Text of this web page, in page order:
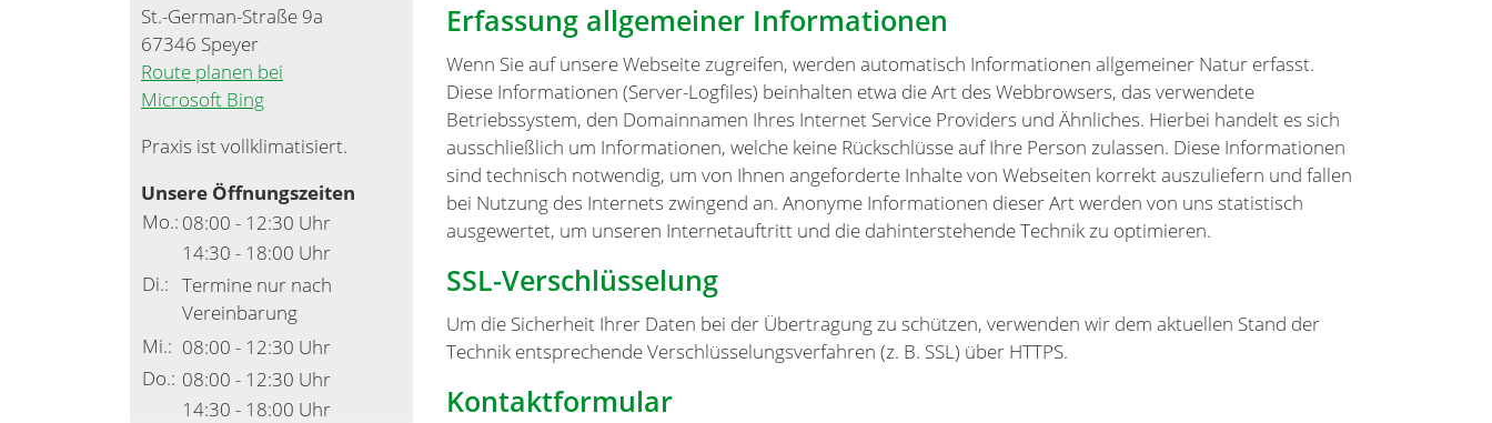
Erfassung allgemeiner Informationen
Wenn Sie auf unsere Webseite zugreifen, werden automatisch Informationen allgemeiner Natur erfasst.
Diese Informationen (Server-Logfiles) beinhalten etwa die Art des Webbrowsers, das verwendete
Betriebssystem, den Domainnamen Ihres Internet Service Providers und Ähnliches. Hierbei handelt es sich
ausschließlich um Informationen, welche keine Rückschlüsse auf Ihre Person zulassen. Diese Informationen
sind technisch notwendig, um von Ihnen angeforderte Inhalte von Webseiten korrekt auszuliefern und fallen
bei Nutzung des Internets zwingend an. Anonyme Informationen dieser Art werden von uns statistisch
ausgewertet, um unseren Internetauftritt und die dahinterstehende Technik zu optimieren.
SSL-Verschlüsselung
Um die Sicherheit Ihrer Daten bei der Übertragung zu schützen, verwenden wir dem aktuellen Stand der
Technik entsprechende Verschlüsselungsverfahren (z. B. SSL) über HTTPS.
Kontaktformular
St.-German-Straße 9a
67346 Speyer
Route planen bei
Microsoft Bing
Praxis ist vollklimatisiert.
Unsere Öffnungszeiten
Mo.: 08:00 - 12:30 Uhr
14:30 - 18:00 Uhr
Di.: Termine nur nach
Vereinbarung
Mi.: 08:00 - 12:30 Uhr
Do.: 08:00 - 12:30 Uhr
14:30 - 18:00 Uhr